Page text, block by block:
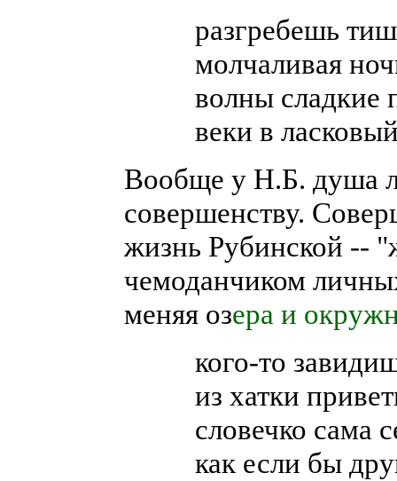
разгребешь
молчаливая
волны сладкие
веки в
Вообще у Н.Б. душа
совершенству.
жизнь Рубинской --
чемоданчиком
меняя озера и
кого-то
из хатки
словечко сама
как если бы